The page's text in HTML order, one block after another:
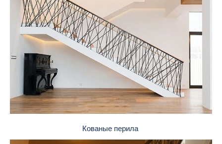
Кованые перила